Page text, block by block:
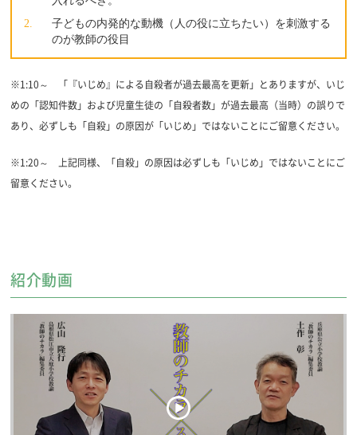
子どもの内発的な動機（人の役に立ちたい）を刺激する
のが教師の役目
※1:10～ 「『いじめ』による自殺者が過去最高を更新」とありますが、いじ
めの「認知件数」および児童生徒の「自殺者数」が過去最高（当時）の誤りで
あり、必ずしも「自殺」の原因が「いじめ」ではないことにご留意ください。
※1:20～ 上記同様、「自殺」の原因は必ずしも「いじめ」ではないことにご
留意ください。
紹介動画